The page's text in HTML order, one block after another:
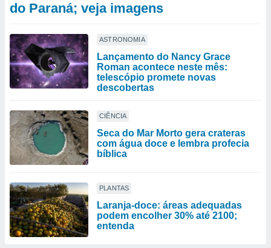
do Paraná; veja imagens
ASTRONOMIA
Lançamento do Nancy Grace
Roman acontece neste mês:
telescópio promete novas
descobertas
CIÊNCIA
Seca do Mar Morto gera crateras
com água doce e lembra profecia
bíblica
PLANTAS
Laranja-doce: áreas adequadas
podem encolher 30% até 2100;
entenda